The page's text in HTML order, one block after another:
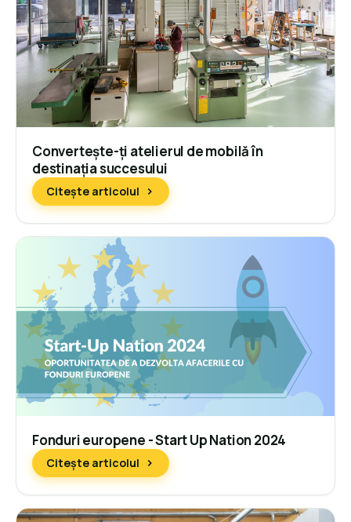
Convertește-ți atelierul de mobilă în
destinația succesului
Citește articolul
Fonduri europene - Start Up Nation 2024
Citește articolul